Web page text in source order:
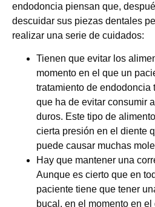
endodoncia piensan que,
descuidar sus piezas dentales
realizar una serie de cuidados:
Tienen que evitar los
momento en el que un
tratamiento de endodoncia
que ha de evitar consumir
duros. Este tipo de
cierta presión en el diente
puede causar muchas
Hay que mantener una
Aunque es cierto que en
paciente tiene que tener
bucal, en el momento en